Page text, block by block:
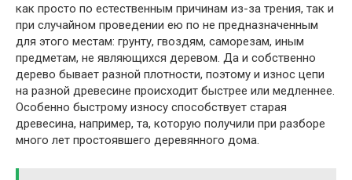
как просто по естественным причинам из-за трения, так и
при случайном проведении ею по не предназначенным
для этого местам: грунту, гвоздям, саморезам, иным
предметам, не являющихся деревом. Да и собственно
дерево бывает разной плотности, поэтому и износ цепи
на разной древесине происходит быстрее или медленнее.
Особенно быстрому износу способствует старая
древесина, например, та, которую получили при разборе
много лет простоявшего деревянного дома.